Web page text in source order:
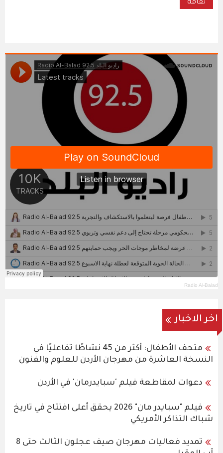
ثقافة
Radio Al-Balad
اخر الاخبار
متحف الأطفال: أكثر من 45 نشاطًا تفاعليًا في
النسخة العاشرة من مهرجان الأردن للعلوم والفنون
دعوات لمقاطعة فيلم 'سبايدرمان' في الأردن
فيلم "سبايدر مان" 2026 يحقق أعلى افتتاح في تاريخ
شباك التذاكر الأمريكي
تمديد فعاليات مهرجان صيف عجلون الثالث حتى 8